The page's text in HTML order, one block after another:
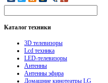
Каталогтехники
3D телевизоры
Lcd техника
LED-телевизоры
Антенны
Антенны эфира
Домашние кинотеатры LG